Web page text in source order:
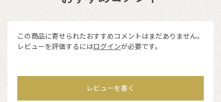
この商品に寄せられたおすすめコメントはまだありません。
レビューを評価するにはログインが必要です。
レビューを書く